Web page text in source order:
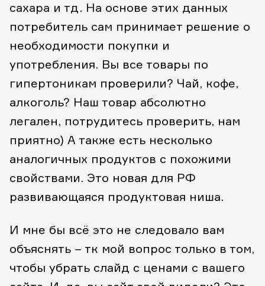
сахара и тд. На основе этих данных
потребитель сам принимает решение о
необходимости покупки и
употребления. Вы все товары по
гипертоникам проверили? Чай, кофе,
алкоголь? Наш товар абсолютно
легален, потрудитесь проверить, нам
приятно) А также есть несколько
аналогичных продуктов с похожими
свойствами. Это новая для РФ
развивающаяся продуктовая ниша.
И мне бы всё это не следовало вам
объяснять – тк мой вопрос только в том,
чтобы убрать слайд с ценами с вашего